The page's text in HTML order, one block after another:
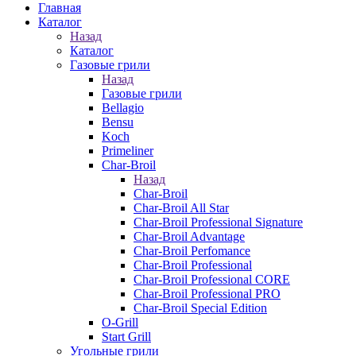
Главная
Каталог
Назад
Каталог
Газовые грили
Назад
Газовые грили
Bellagio
Bensu
Koch
Primeliner
Char-Broil
Назад
Char-Broil
Char-Broil All Star
Char-Broil Professional Signature
Char-Broil Advantage
Char-Broil Perfomance
Char-Broil Professional
Char-Broil Professional CORE
Char-Broil Professional PRO
Char-Broil Special Edition
O-Grill
Start Grill
Угольные грили